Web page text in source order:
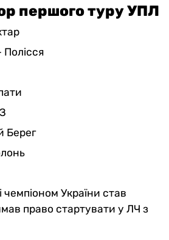
першого туру УПЛ
Берег
України став
право стартувати у ЛЧ з